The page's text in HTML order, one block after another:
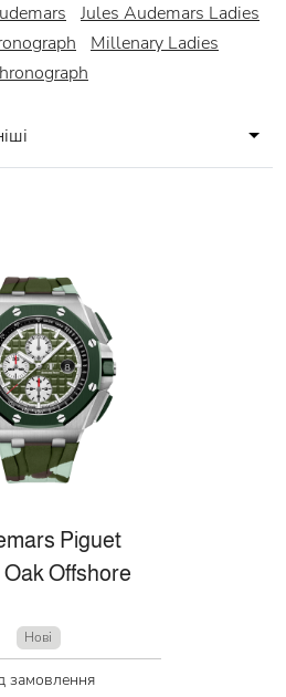
Jules Audemars Ladies
Millenary Ladies
Piguet
Oak Offshore
Нові
замовлення